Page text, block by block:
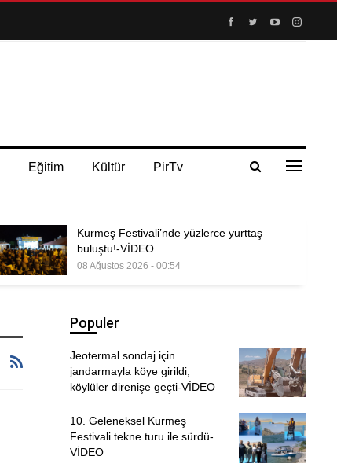
Eğitim Kültür PirTv
Kurmeş Festivali’nde yüzlerce yurttaş
buluştu!-VİDEO
08 Ağustos 2026 - 00:54
Populer
Jeotermal sondaj için
jandarmayla köye girildi,
köylüler direnişe geçti-VİDEO
10. Geleneksel Kurmeş
Festivali tekne turu ile sürdü-
VİDEO